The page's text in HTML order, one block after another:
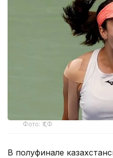
Фото: ҚТФ
В полуфинале